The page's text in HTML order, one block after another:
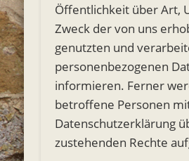
Öffentlichkeit über Art,
Zweck der von uns
genutzten und
personenbezogenen
informieren. Ferner
betroffene Personen
Datenschutzerklärung
zustehenden Rechte